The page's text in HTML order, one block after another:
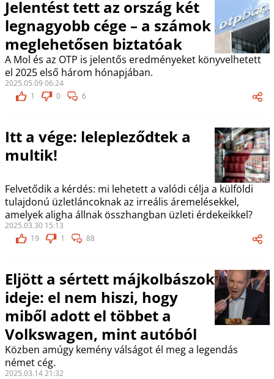
Jelentést tett az ország két
legnagyobb cége – a számok
meglehetősen biztatóak
A Mol és az OTP is jelentős eredményeket könyvelhetett
el 2025 első három hónapjában.
2025.05.09 06:24
1
0 6
Itt a vége: lelepleződtek a
multik!
Felvetődik a kérdés: mi lehetett a valódi célja a külföldi
tulajdonú üzletláncoknak az irreális áremelésekkel,
amelyek aligha állnak összhangban üzleti érdekeikkel?
2025.03.30 15:13
19
1 88
Eljött a sértett májkolbászok
ideje: el nem hiszi, hogy
miből adott el többet a
Volkswagen, mint autóból
Közben amúgy kemény válságot él meg a legendás
német cég.
2025.03.14 21:32